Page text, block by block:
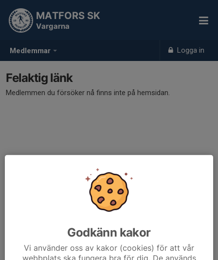
Medlemmar Logga in
MATFORS SK
Vargarna
Felaktig länk
Medlemmen du försöker nå finns inte på hemsidan.
Godkänn kakor
Vi använder oss av kakor (cookies) för att vår
webbplats ska fungera bra för dig. De används